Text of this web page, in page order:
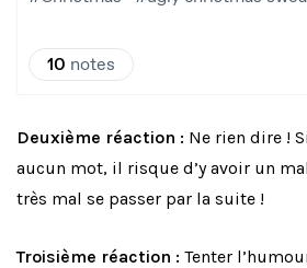
Deuxième réaction : Ne rien dire !
aucun mot, il risque d’y avoir un
très mal se passer par la suite !
Troisième réaction : Tenter